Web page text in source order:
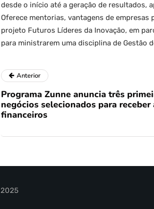
desde o início até a geração de resultados,
Oferece mentorias, vantagens de
projeto Futuros Líderes da Inovação, em
para ministrarem uma disciplina de Gestão
Anterior
Programa Zunne anuncia três
negócios selecionados para
financeiros
2025